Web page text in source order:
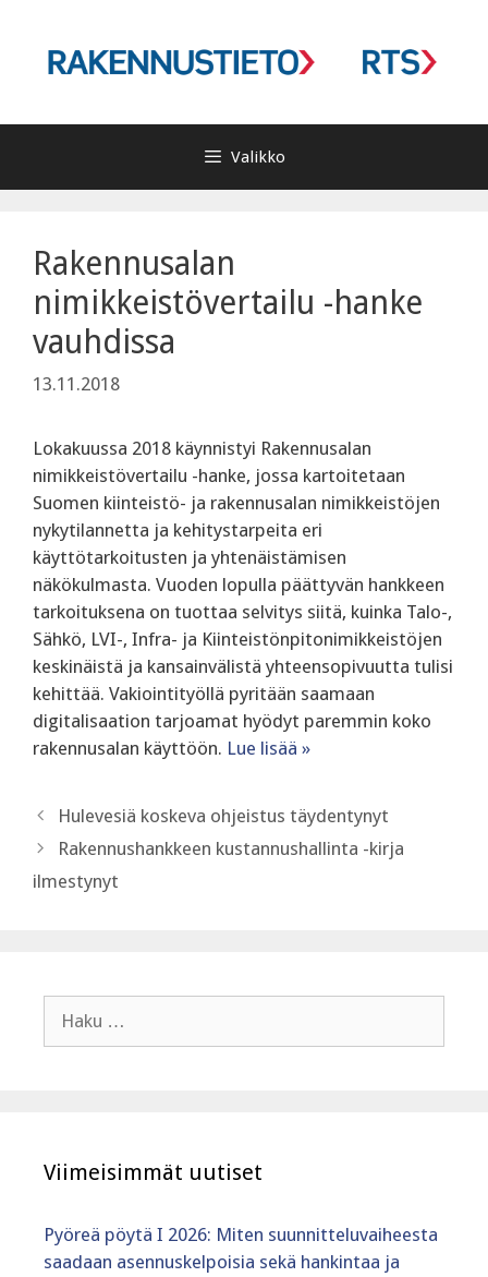
Valikko
Rakennusalan
nimikkeistövertailu -hanke
vauhdissa
13.11.2018
Lokakuussa 2018 käynnistyi Rakennusalan
nimikkeistövertailu -hanke, jossa kartoitetaan
Suomen kiinteistö- ja rakennusalan nimikkeistöjen
nykytilannetta ja kehitystarpeita eri
käyttötarkoitusten ja yhtenäistämisen
näkökulmasta. Vuoden lopulla päättyvän hankkeen
tarkoituksena on tuottaa selvitys siitä, kuinka Talo-,
Sähkö, LVI-, Infra- ja Kiinteistönpitonimikkeistöjen
keskinäistä ja kansainvälistä yhteensopivuutta tulisi
kehittää. Vakiointityöllä pyritään saamaan
digitalisaation tarjoamat hyödyt paremmin koko
rakennusalan käyttöön. Lue lisää »
Hulevesiä koskeva ohjeistus täydentynyt
Rakennushankkeen kustannushallinta -kirja
ilmestynyt
Viimeisimmät uutiset
Pyöreä pöytä I 2026: Miten suunnitteluvaiheesta
saadaan asennuskelpoisia sekä hankintaa ja